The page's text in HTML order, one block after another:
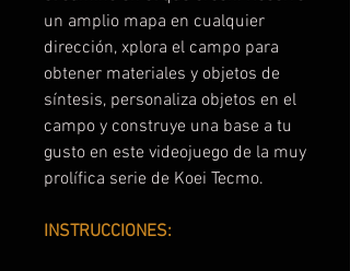
un amplio mapa en cualquier
dirección, xplora el campo para
obtener materiales y objetos de
síntesis, personaliza objetos en el
campo y construye una base a tu
gusto en este videojuego de la muy
prolífica serie de Koei Tecmo.
INSTRUCCIONES: